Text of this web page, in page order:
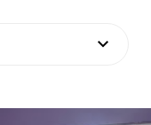
keyboard_arrow_down